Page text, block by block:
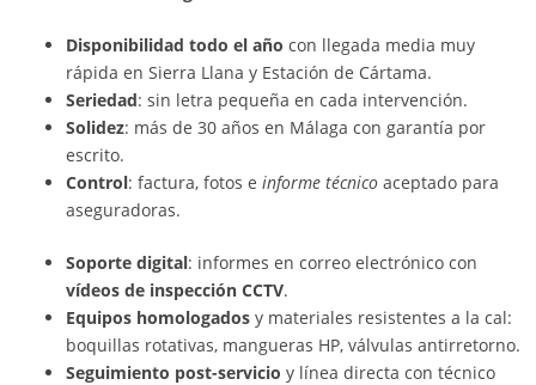
Disponibilidad todo el año con llegada media muy
rápida en Sierra Llana y Estación de Cártama.
Seriedad: sin letra pequeña en cada intervención.
Solidez: más de 30 años en Málaga con garantía por
escrito.
Control: factura, fotos e informe técnicoaceptado para
aseguradoras.
Soporte digital: informes en correo electrónico con
vídeos de inspección CCTV.
Equipos homologadosy materiales resistentes a la cal:
boquillas rotativas, mangueras HP, válvulas antirretorno.
Seguimiento post-servicio y línea directa con técnico